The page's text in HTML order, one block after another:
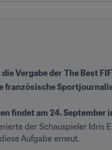
Vergabe der The Best
französische
findet am 24. September
der Schauspieler Idris
Aufgabe erneut.